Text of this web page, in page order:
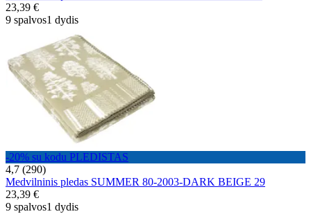
23,39 €
9 spalvos1 dydis
-20% su kodu PLEDISTAS
4,7 (290)
Medvilninis pledas SUMMER 80-2003-DARK BEIGE 29
23,39 €
9 spalvos1 dydis